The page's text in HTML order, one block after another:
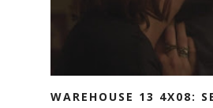
WAREHOUSE 13 4X08: